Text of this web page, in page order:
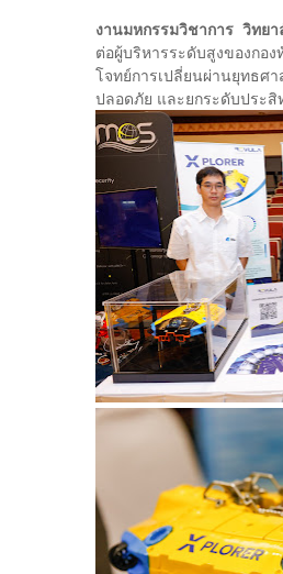
งานมหกรรมวิชาการ วิทยา
ต่อผู้บริหารระดับสูงของกอ
โจทย์การเปลี่ยนผ่านยุทธศ
ปลอดภัย และยกระดับประสิ